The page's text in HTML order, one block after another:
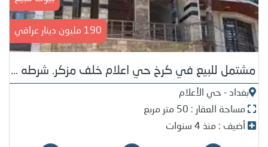
190 مليون دينار عراقي
مشتمل للبيع في كرخ حي اعلام خلف مزكر. شرطه ...
بغداد - حي الأعلام
مساحة العقار : 50 متر مربع
أضيف : منذ 4 سنوات